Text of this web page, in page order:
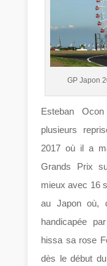
GP Japon
Esteban
plusieurs
2017 où il a
Grands Prix
mieux avec 16
au Japon où,
handicapée
hissa sa rose
dès le début